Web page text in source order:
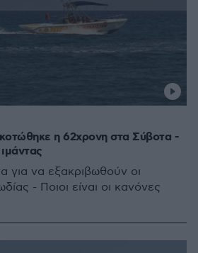
η 62χρονη στα Σύβοτα -
για να εξακριβωθούν οι
- Ποιοι είναι οι κανόνες